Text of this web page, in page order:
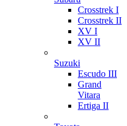
Crosstrek I
Crosstrek II
XV I
XV II
Suzuki
Escudo III
Grand
Vitara
Ertiga II